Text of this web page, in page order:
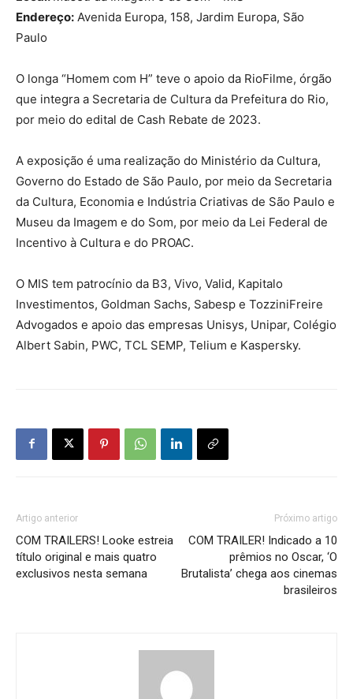
Endereço: Avenida Europa, 158, Jardim Europa, São
Paulo
O longa “Homem com H” teve o apoio da RioFilme, órgão
que integra a Secretaria de Cultura da Prefeitura do Rio,
por meio do edital de Cash Rebate de 2023.
A exposição é uma realização do Ministério da Cultura,
Governo do Estado de São Paulo, por meio da Secretaria
da Cultura, Economia e Indústria Criativas de São Paulo e
Museu da Imagem e do Som, por meio da Lei Federal de
Incentivo à Cultura e do PROAC.
O MIS tem patrocínio da B3, Vivo, Valid, Kapitalo
Investimentos, Goldman Sachs, Sabesp e TozziniFreire
Advogados e apoio das empresas Unisys, Unipar, Colégio
Albert Sabin, PWC, TCL SEMP, Telium e Kaspersky.
Artigo anterior
COM TRAILERS! Looke estreia
título original e mais quatro
exclusivos nesta semana
Próximo artigo
COM TRAILER! Indicado a 10
prêmios no Oscar, ‘O
Brutalista’ chega aos cinemas
brasileiros